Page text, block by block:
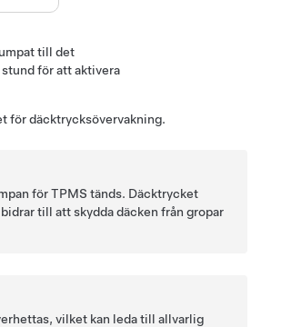
till det
för att aktivera
för däcktrycksövervakning.
för TPMS tänds. Däcktrycket
till att skydda däcken från gropar
vilket kan leda till allvarlig